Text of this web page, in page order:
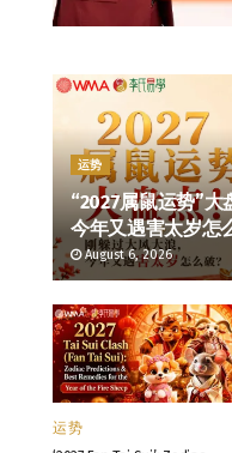
运势
“2027属鼠运势”大
今年又遇害太岁怎
August 6, 2026
运势